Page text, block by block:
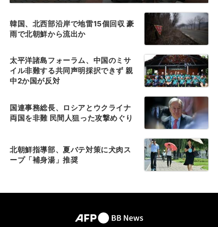
韓国、北西部沿岸で地雷15個回収 豪
雨で北朝鮮から流出か
太平洋諸島フォーラム、中国のミサ
イル非難する共同声明採択できず 親
中2か国が反対
国連事務総長、ロシアとウクライナ
両国を非難 民間人狙った攻撃めぐり
北朝鮮指導部、夏バテ対策に犬肉ス
ープ「補身湯」推奨